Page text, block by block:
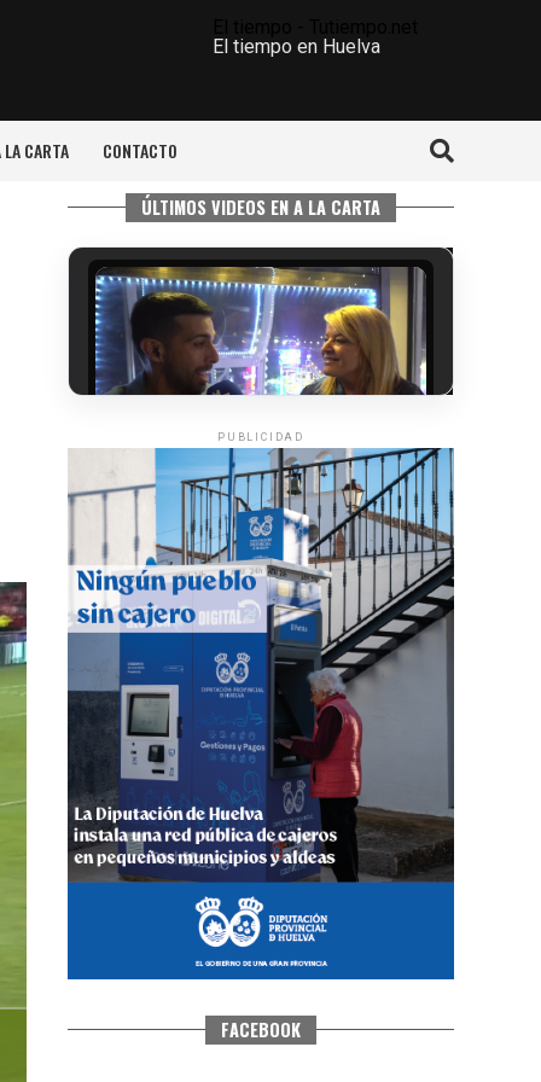
El tiempo en Huelva
LA CARTA CONTACTO
ÚLTIMOS VIDEOS EN A LA CARTA
5º DÍA DE LAS FIESTAS COLOMBINAS
2026
·Huelvatv
CUARTA CORRIDA DE LAS FIESTAS
COLOMBINAS 2026
hace 6 días· Huelvatv
PUBLICIDAD
FACEBOOK